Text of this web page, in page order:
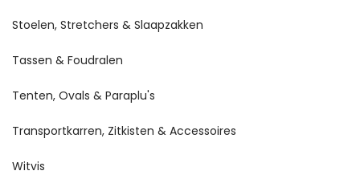
Stoelen, Stretchers & Slaapzakken
Tassen & Foudralen
Tenten, Ovals & Paraplu's
Transportkarren, Zitkisten & Accessoires
Witvis